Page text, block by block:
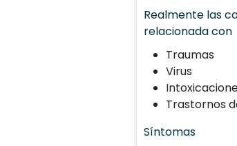
Realmente las
relacionada con
Traumas
Virus
Trastornos
Síntomas